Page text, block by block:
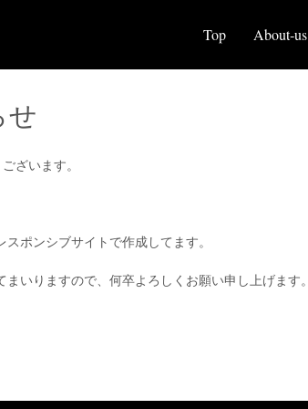
Top About‐us
せ
ざいます。
ポンシブサイトで作成してます。
いりますので、何卒よろしくお願い申し上げます。